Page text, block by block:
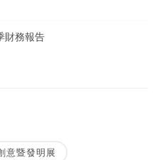
財務報告
意暨發明展